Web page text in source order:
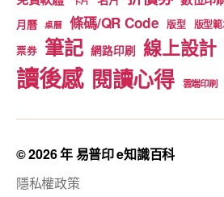
月曆 桌曆 條碼/QR Code 版型 版型
票券 筆記 網路印刷 線上設計
讀後感 閱讀心得 雲端印刷
© 2026 年易普印 e知識百科
隱私權政策